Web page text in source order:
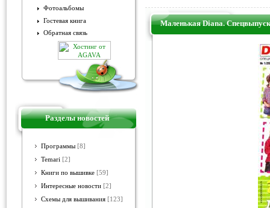
Фотоальбомы
Гостевая книга
Обратная связь
Разделы новостей
Программы [8]
Temari [2]
Книги по вышивке [59]
Интересные новости [2]
Схемы для вышивания [123]
Маленькая Diana.